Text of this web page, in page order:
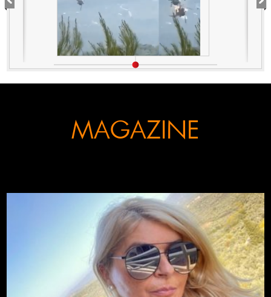
MAGAZINE